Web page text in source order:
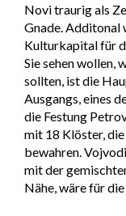
Novi traurig als
Gnade. Additonal
Kulturkapital für
Sie sehen wollen,
sollten, ist die
Ausgangs, eines
die Festung
mit 18 Klöster,
bewahren.
mit der
Nähe, wäre für